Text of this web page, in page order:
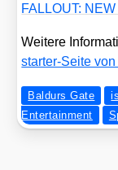
FALLOUT:
Wei­te­re
star­ter-Sei­te
Baldurs Gate
Entertainment